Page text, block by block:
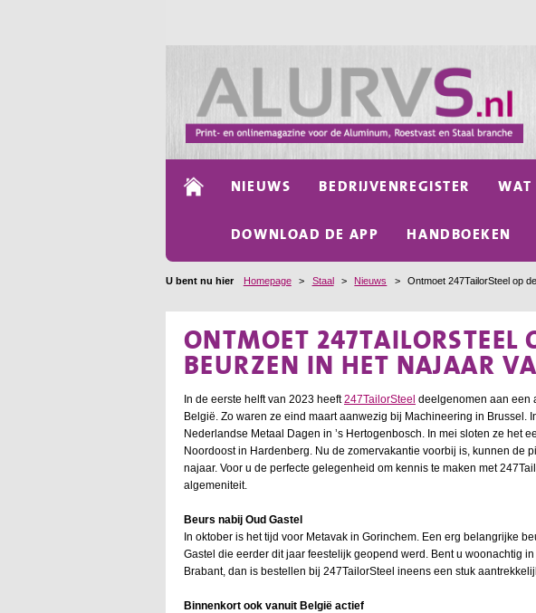
NIEUWS BEDRIJVENREGISTER WAT
DOWNLOAD DE APP HANDBOEKEN
U bent nu hier Homepage > Staal > Nieuws > Ontmoet 247TailorSteel op
ONTMOET 247TAILORSTEEL
BEURZEN IN HET NAJAAR
In de eerste helft van 2023 heeft247TailorSteel deelgenomen aan een
België. Zo waren ze eind maart aanwezig bij Machineering in Brussel.
Nederlandse Metaal Dagen in ’s Hertogenbosch. In mei sloten ze het
Noordoost in Hardenberg. Nu de zomervakantie voorbij is, kunnen de
najaar. Voor u de perfecte gelegenheid om kennis te maken met
algemeniteit.
Beurs nabij Oud Gastel
In oktober is het tijd voor Metavak in Gorinchem. Een erg belangrijke
Gastel die eerder dit jaar feestelijk geopend werd. Bent u woonachtig
Brabant, dan is bestellen bij 247TailorSteel ineens een stuk
Binnenkort ook vanuit België actief